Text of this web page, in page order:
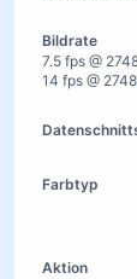
7.5 fps @
14 fps @